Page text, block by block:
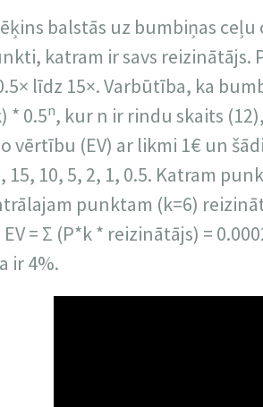
balstās uz bumbiņas
katram ir savs reizinātājs.
līdz 15×. Varbūtība, ka
* 0.5n, kur n ir rindu skaits
vērtību (EV) ar likmi 1€ un
15, 10, 5, 2, 1, 0.5. Katram
punktam (k=6)
= Σ (P*k * reizinātājs) =
ir 4%.